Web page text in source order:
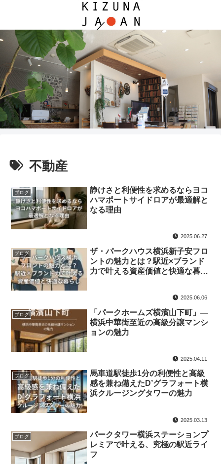
不動産
ブログ
静けさと利便性を求めるならヨコ
ハマポートサイドロアが最適解と
なる理由
2025.06.27
ブログ
ザ・パークハウス横浜新子安フロ
ントの魅力とは？駅近×ブランド
力で叶える資産価値と快適な暮ら
2025.06.06
ブログ
​「パークホームズ横濱山下町」—
横浜中華街至近の高級分譲マンシ
ョンの魅力
2025.04.11
ブログ
馬車道駅徒歩1分の利便性と高級
感を兼ね備えたD’グラフォート横
浜クルージングタワーの魅力
2025.03.13
ブログ
パークタワー横浜ステーションプ
レミアで叶える、究極の駅近ライ
フ